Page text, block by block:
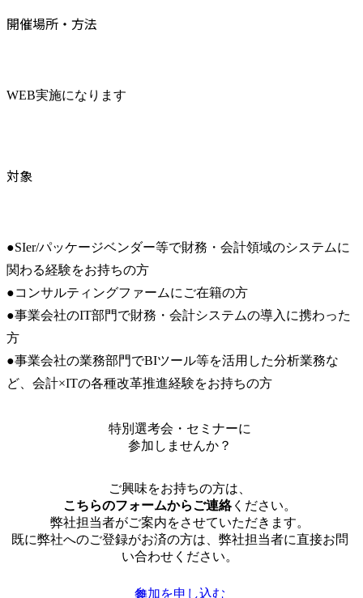
開催場所・方法
WEB実施になります
対象
●SIer/パッケージベンダー等で財務・会計領域のシステムに
関わる経験をお持ちの方
●コンサルティングファームにご在籍の方
●事業会社のIT部門で財務・会計システムの導入に携わった
方
●事業会社の業務部門でBIツール等を活用した分析業務な
ど、会計×ITの各種改革推進経験をお持ちの方
特別選考会・セミナーに
参加しませんか？
ご興味をお持ちの方は、
こちらのフォームからご連絡ください。
弊社担当者がご案内をさせていただきます。
既に弊社へのご登録がお済の方は、弊社担当者に直接お問
い合わせください。
無
参加を申し込む